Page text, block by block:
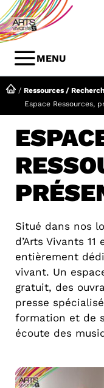
Aller
au
contenu
MENU
MENU
/ Ressources /
Espace Ressources,
Situé dans nos
d’Arts Vivants
entièrement
vivant. Un
gratuit, des
presse
formation et de
écoute des